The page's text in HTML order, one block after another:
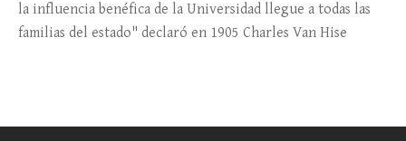
la influencia benéfica de la Universidad llegue a todas las
familias del estado" declaró en 1905 Charles Van Hise